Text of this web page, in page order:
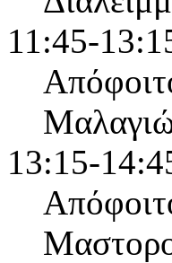
11:45-
13:15-